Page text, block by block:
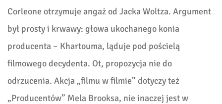
Corleone otrzymuje angaż od Jacka Woltza. Argument
był prosty i krwawy: głowa ukochanego konia
producenta – Khartouma, ląduje pod pościelą
filmowego decydenta. Ot, propozycja nie do
odrzucenia. Akcja „filmu w filmie” dotyczy też
„Producentów” Mela Brooksa, nie inaczej jest w